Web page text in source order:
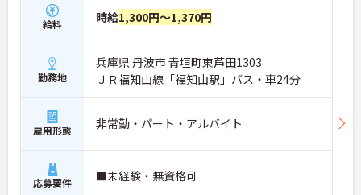
給料 時給1,300円～1,370円
勤務地
兵庫県 丹波市 青垣町東芦田1303
ＪＲ福知山線「福知山駅」バス・車24分
雇用形態 非常勤・パート・アルバイト
応募要件 ■未経験・無資格可